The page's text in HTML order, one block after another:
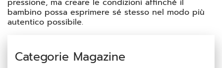
bambino possa esprimere sé stesso nel modo più
autentico possibile.
Categorie Magazine